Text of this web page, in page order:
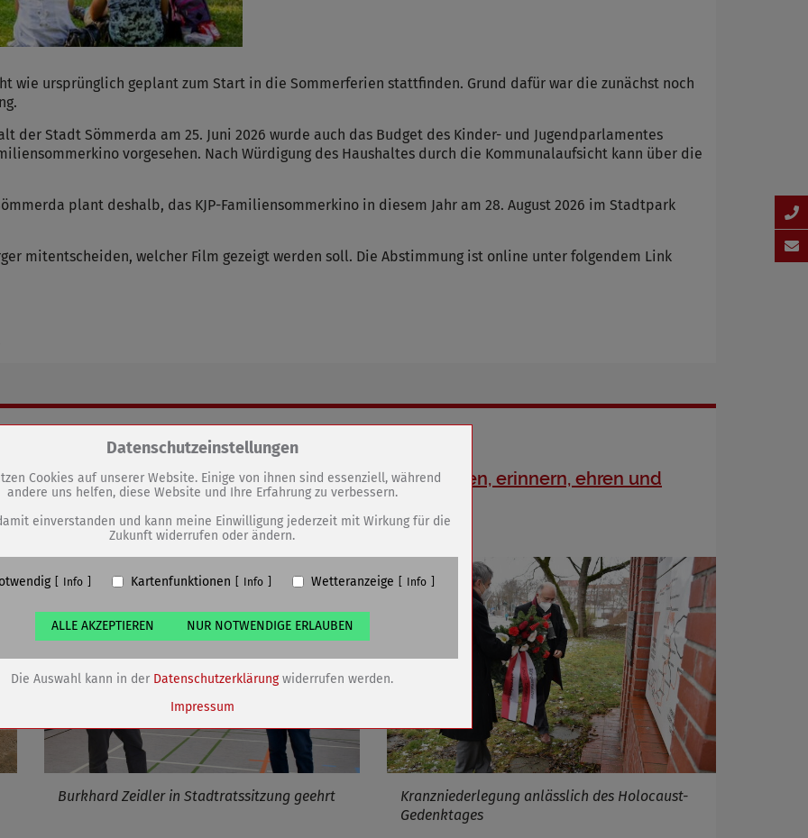
wie ursprünglich geplant zum Start in die Sommerferien stattfinden. Grund dafür war die zunächst noch
der Stadt Sömmerda am 25. Juni 2026 wurde auch das Budget des Kinder- und Jugendparlamentes
vorgesehen. Nach Würdigung des Haushaltes durch die Kommunalaufsicht kann über die
plant deshalb, das KJP-Familiensommerkino in diesem Jahr am 28. August 2026 im Stadtpark
mitentscheiden, welcher Film gezeigt werden soll. Die Abstimmung ist online unter folgendem Link
30 Jahre engagierte Arbeit im
Stadtrat
Burkhard Zeidler in Stadtratssitzung geehrt
Gedenken, erinnern, ehren und
Kranzniederlegung anlässlich des Holocaust-
Gedenktages
Zum Betrieb der Seite notwendige Cookies / Drittanbieter:
PHP Session Cookie
Eigentümer dieser Website (Wenko-Wenselaar GmbH & Co. KG)
Absicherung Kontaktformular / SPAM Schutz
PHPSESSID, fe_typo_user
undefined
Cookiespeicherung Entscheidungscookie
Cookies.
Datenschutzeinstellungen
Cookies auf unserer Website. Einige von ihnen sind essenziell, während
andere uns helfen, diese Website und Ihre Erfahrung zu verbessern.
einverstanden und kann meine Einwilligung jederzeit mit Wirkung für die
Zukunft widerrufen oder ändern.
Info Kartenfunktionen Info Wetteranzeige Info
ALLE AKZEPTIEREN NUR NOTWENDIGE ERLAUBEN
Die Auswahl kann in der Datenschutzerklärungwiderrufen werden.
Impressum